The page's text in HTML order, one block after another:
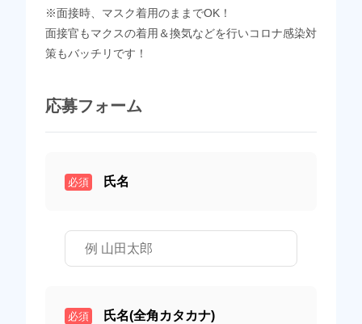
※面接時、マスク着用のままでOK！
面接官もマクスの着用＆換気などを行いコロナ感染対
策もバッチリです！
応募フォーム
必須 氏名
必須 氏名(全角カタカナ)